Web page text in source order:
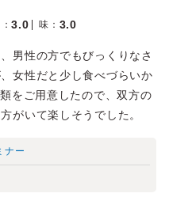
：3.0 味 ： 3.0
男性の方でもびっくりなさ
女性だと少し食べづらいか
をご用意したので、双方の
がいて楽しそうでした。
ナー